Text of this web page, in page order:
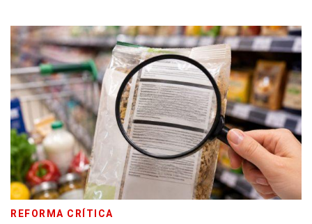
REFORMA CRÍTICA